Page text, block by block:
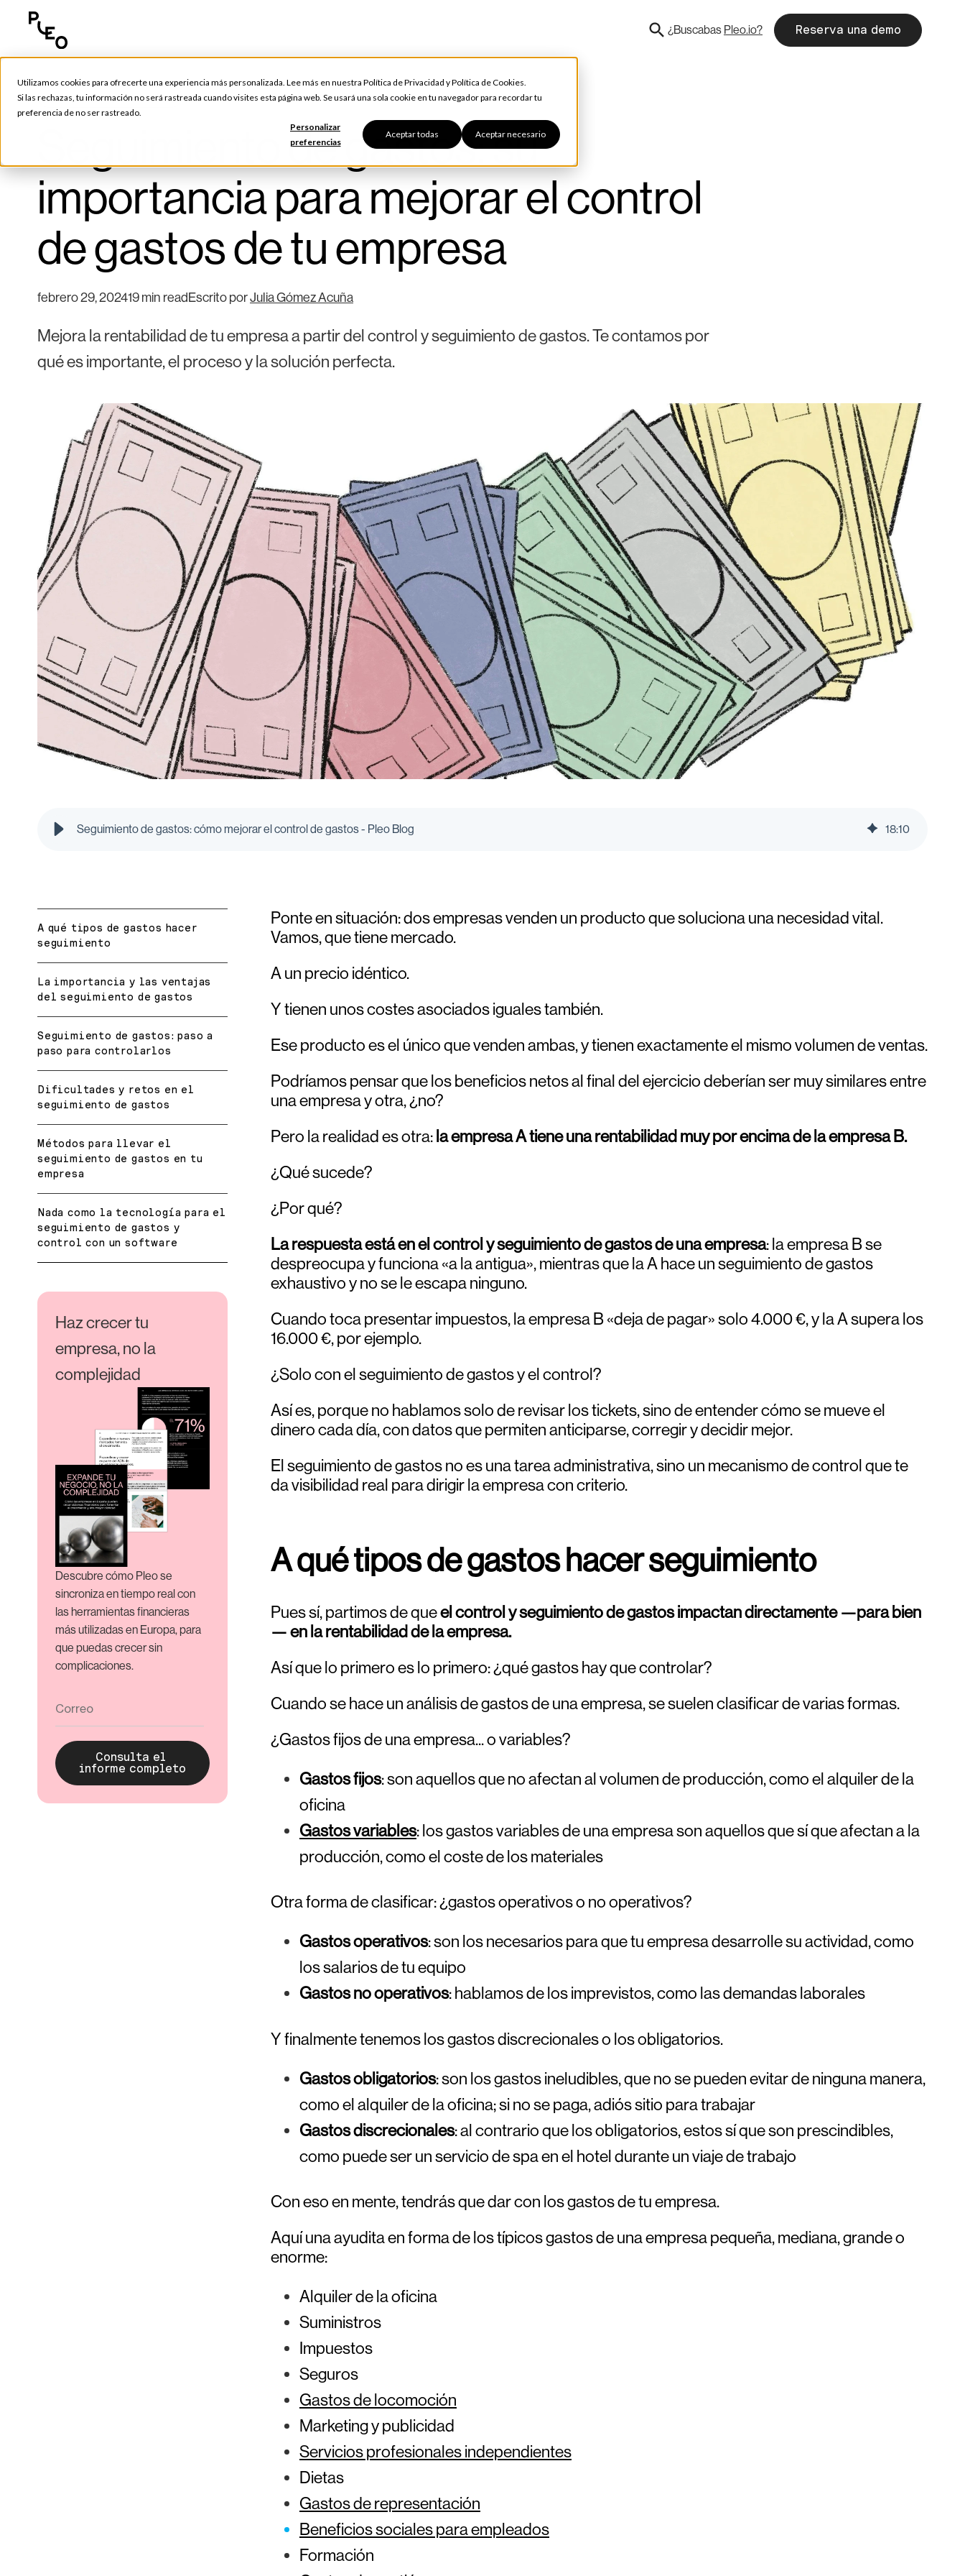
Utilizamos cookies para ofrecerte una experiencia más personalizada. Lee más en nuestra Política de Privacidad yPolítica de Cookies.
Si las rechazas, tu información no será rastreada cuando visites esta página web. Se usará una sola cookie en tu navegador para recordar tu
preferencia de no ser rastreado.
Personalizar
preferencias
Aceptar todas Aceptar necesario
¿Buscabas Pleo.io? Reserva una demo
Consejos y Herramientas
Seguimiento de gastos: su
importancia para mejorar el control
de gastos de tu empresa
febrero 29, 202419 min read Escrito porJulia Gómez Acuña
Mejora la rentabilidad de tu empresa a partir del control y seguimiento de gastos. Te contamos por
qué es importante, el proceso y la solución perfecta.
Seguimiento de gastos: cómo mejorar el control de gastos - Pleo Blog 18:10
A qué tipos de gastos hacer
seguimiento
La importancia y las ventajas
del seguimiento de gastos
Seguimiento de gastos: paso a
paso para controlarlos
Dificultades y retos en el
seguimiento de gastos
Métodos para llevar el
seguimiento de gastos en tu
empresa
Nada como la tecnología para el
seguimiento de gastos y
control con un software
Haz crecer tu
empresa, no la
complejidad
Descubre cómo Pleo se
sincroniza en tiempo real con
las herramientas financieras
más utilizadas en Europa, para
que puedas crecer sin
complicaciones.
Ponte en situación: dos empresas venden un producto que soluciona una necesidad vital.
Vamos, que tiene mercado.
A un precio idéntico.
Y tienen unos costes asociados iguales también.
Ese producto es el único que venden ambas, y tienen exactamente el mismo volumen de ventas.
Podríamos pensar que los beneficios netos al final del ejercicio deberían ser muy similares entre
una empresa y otra, ¿no?
Pero la realidad es otra: la empresa A tiene una rentabilidad muy por encima de la empresa B.
¿Qué sucede?
¿Por qué?
La respuesta está en el control yseguimientode gastos de una empresa: la empresa B se
despreocupa y funciona «a la antigua», mientras que la A hace un seguimiento de gastos
exhaustivo y no se le escapa ninguno.
Cuando toca presentar impuestos, la empresa B «deja de pagar» solo 4.000 €, y la A supera los
16.000 €, por ejemplo.
¿Solo con el seguimiento de gastos y el control?
Así es, porque no hablamos solo de revisar los tickets, sino de entender cómo se mueve el
dinero cada día, con datos que permiten anticiparse, corregir y decidir mejor.
El seguimiento de gastos no es una tarea administrativa, sino un mecanismo de control que te
da visibilidad real para dirigir la empresa con criterio.
A qué tipos de gastos hacer seguimiento
Pues sí, partimos de queel control y seguimiento de gastos impactan directamente —para bien
— en la rentabilidad de la empresa.
Así que lo primero es lo primero: ¿qué gastos hay que controlar?
Cuando se hace un análisis de gastos de una empresa, se suelen clasificar de varias formas.
¿Gastos fijos de una empresa... o variables?
Gastos fijos: son aquellos que no afectan al volumen de producción, como el alquiler de la
oficina
Gastos variables: los gastos variables de una empresa son aquellos que sí que afectan a la
producción, como el coste de los materiales
Otra forma de clasificar: ¿gastos operativos o no operativos?
Gastos operativos: son los necesarios para que tu empresa desarrolle su actividad, como
los salarios de tu equipo
Gastos no operativos: hablamos de los imprevistos, como las demandas laborales
Y finalmente tenemos los gastos discrecionales o los obligatorios.
Gastos obligatorios: son los gastos ineludibles, que no se pueden evitar de ninguna manera,
como el alquiler de la oficina; si no se paga, adiós sitio para trabajar
Gastos discrecionales: al contrario que los obligatorios, estos sí que son prescindibles,
como puede ser un servicio de spa en el hotel durante un viaje de trabajo
Con eso en mente, tendrás que dar con los gastos de tu empresa.
Aquí una ayudita en forma de los típicos gastos de una empresa pequeña, mediana, grande o
enorme:
Alquiler de la oficina
Suministros
Impuestos
Seguros
Gastos de locomoción
Marketing y publicidad
Servicios profesionales independientes
Dietas
Gastos de representación
Beneficios sociales para empleados
Formación